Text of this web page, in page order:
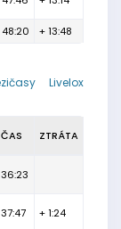
48:20 + 13:48
Livelox
ČAS ZTRÁTA
36:23
37:47 + 1:24